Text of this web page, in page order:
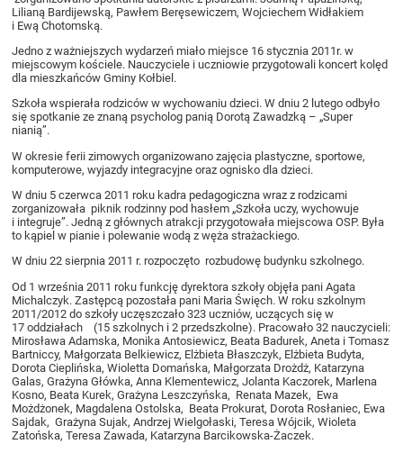
Lilianą Bardijewską, Pawłem Beręsewiczem, Wojciechem Widłakiem
i Ewą Chotomską.
Jedno z ważniejszych wydarzeń miało miejsce 16 stycznia 2011r. w
miejscowym kościele. Nauczyciele i uczniowie przygotowali koncert kolęd
dla mieszkańców Gminy Kołbiel.
Szkoła wspierała rodziców w wychowaniu dzieci. W dniu 2 lutego odbyło
się spotkanie ze znaną psycholog panią Dorotą Zawadzką – „Super
nianią”.
W okresie ferii zimowych organizowano zajęcia plastyczne, sportowe,
komputerowe, wyjazdy integracyjne oraz ognisko dla dzieci.
W dniu 5 czerwca 2011 roku kadra pedagogiczna wraz z rodzicami
zorganizowała piknik rodzinny pod hasłem „Szkoła uczy, wychowuje
i integruje”. Jedną z głównych atrakcji przygotowała miejscowa OSP. Była
to kąpiel w pianie i polewanie wodą z węża strażackiego.
W dniu 22 sierpnia 2011 r. rozpoczęto rozbudowę budynku szkolnego.
Od 1 września 2011 roku funkcję dyrektora szkoły objęła pani Agata
Michalczyk. Zastępcą pozostała pani Maria Święch. W roku szkolnym
2011/2012 do szkoły uczęszczało 323 uczniów, uczących się w
17 oddziałach (15 szkolnych i 2 przedszkolne). Pracowało 32 nauczycieli:
Mirosława Adamska, Monika Antosiewicz, Beata Badurek, Aneta i Tomasz
Bartniccy, Małgorzata Belkiewicz, Elżbieta Błaszczyk, Elżbieta Budyta,
Dorota Cieplińska, Wioletta Domańska, Małgorzata Drożdż, Katarzyna
Galas, Grażyna Główka, Anna Klementewicz, Jolanta Kaczorek, Marlena
Kosno, Beata Kurek, Grażyna Leszczyńska, Renata Mazek, Ewa
Możdżonek, Magdalena Ostolska, Beata Prokurat, Dorota Rosłaniec, Ewa
Sajdak, Grażyna Sujak, Andrzej Wielgołaski, Teresa Wójcik, Wioleta
Zatońska, Teresa Zawada, Katarzyna Barcikowska-Żaczek.